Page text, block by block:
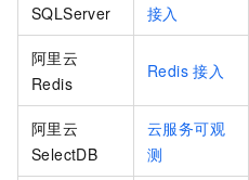
SQLServer
接入
阿里云
Redis
Redis 接入
阿里云
SelectDB
云服务可观
测